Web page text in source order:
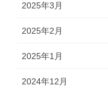
2025年3月
2025年2月
2025年1月
2024年12月